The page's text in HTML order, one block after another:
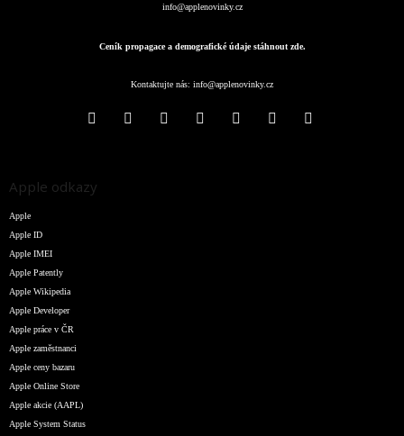
info@applenovinky.cz
Ceník propagace a demografické údaje stáhnout zde.
Kontaktujte nás: info@applenovinky.cz
Apple odkazy
Apple
Apple ID
Apple IMEI
Apple Patently
Apple Wikipedia
Apple Developer
Apple práce v ČR
Apple zaměstnanci
Apple ceny bazaru
Apple Online Store
Apple akcie (AAPL)
Apple System Status